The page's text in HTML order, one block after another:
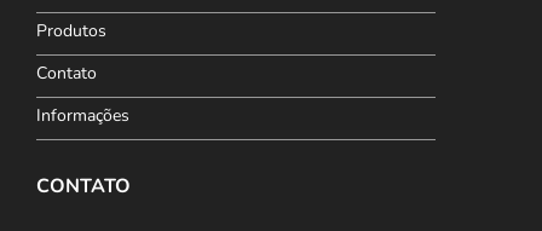
Produtos
Contato
Informações
CONTATO